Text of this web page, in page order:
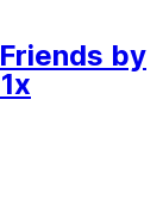
by